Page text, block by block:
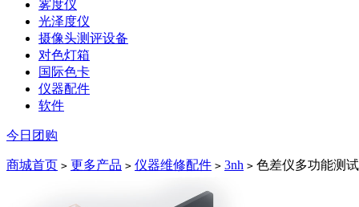
雾度仪
光泽度仪
摄像头测评设备
对色灯箱
国际色卡
仪器配件
软件
今日团购
商城首页 > 更多产品 > 仪器维修配件 > 3nh > 色差仪多功能测